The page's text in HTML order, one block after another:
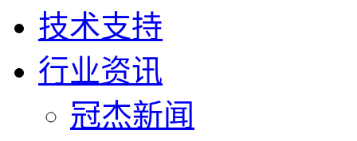
技术支持
行业资讯
冠杰新闻